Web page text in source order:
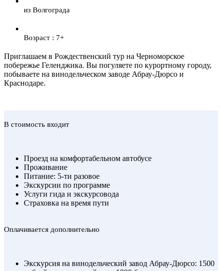
из Волгограда
Возраст : 7+
Приглашаем в Рождественский тур на Черноморское
побережье Геленджика. Вы погуляете по курортному городу,
побываете на винодельческом заводе Абрау-Дюрсо и
Краснодаре.
В стоимость входит
Проезд на комфортабельном автобусе
Проживание
Питание: 5-ти разовое
Экскурсии по программе
Услуги гида и экскурсовода
Страховка на время пути
Оплачивается дополнительно
Экскурсия на винодельческий завод Абрау-Дюрсо: 1500